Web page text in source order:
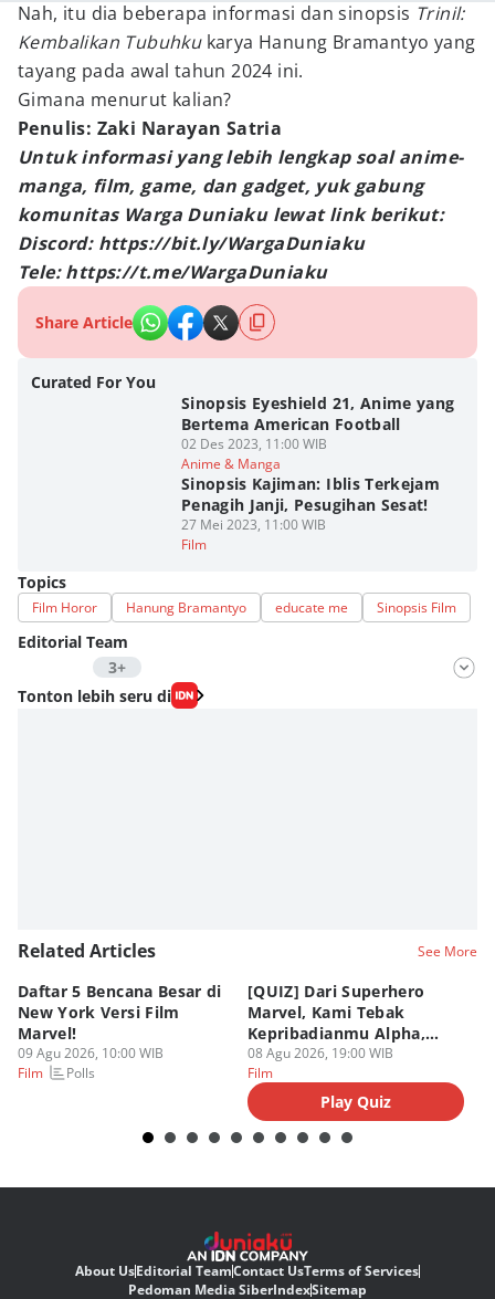
Nah, itu dia beberapa informasi dan sinopsis Trinil:
Kembalikan Tubuhkukarya Hanung Bramantyo yang
tayang pada awal tahun 2024 ini.
Gimana menurut kalian?
Penulis: Zaki Narayan Satria
Untuk informasi yang lebih lengkap soal anime-
manga, film, game, dan gadget, yuk gabung
komunitas Warga Duniaku lewat link berikut:
Discord: https://bit.ly/WargaDuniaku
Tele: https://t.me/WargaDuniaku
Share Article
Curated For You
Sinopsis Eyeshield 21, Anime yang
Bertema American Football
02 Des 2023, 11:00 WIB
Anime & Manga
Sinopsis Kajiman: Iblis Terkejam
Penagih Janji, Pesugihan Sesat!
27 Mei 2023, 11:00 WIB
Film
Topics
Film Horor Hanung Bramantyo educate me Sinopsis Film
Editorial Team
3+
Editor
Fahrul Razi Uni Nurullah
Tonton lebih seru di
Related Articles See More
Daftar 5 Bencana Besar di
New York Versi Film
Marvel!
09 Agu 2026, 10:00 WIB
Film
Polls
[QUIZ] Dari Superhero
Marvel, Kami Tebak
Kepribadianmu Alpha,
Beta, atau Omega
08 Agu 2026, 19:00 WIB
Film
Play Quiz
About UsEditorial TeamContact UsTerms of Services
Pedoman Media SiberIndexSitemap